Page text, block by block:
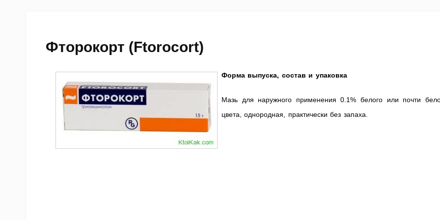
Фторокорт (Ftorocort)
Форма выпуска, состав и упаковка
Мазь для наружного применения 0.1% белого или почти
цвета, однородная, практически без запаха.